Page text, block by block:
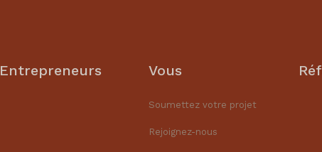
Entrepreneurs Vous
Soumettez votre projet
Rejoignez-nous